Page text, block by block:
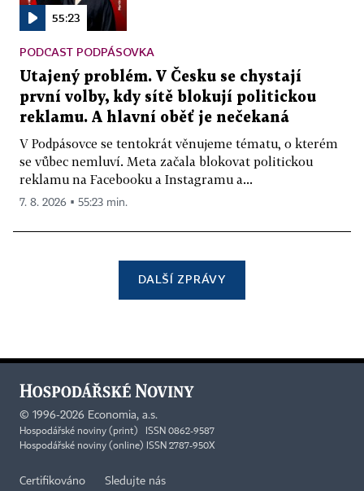
55:23
PODCAST PODPÁSOVKA
Utajený problém. V Česku se chystají
první volby, kdy sítě blokují politickou
reklamu. A hlavní oběť je nečekaná
V Podpásovce se tentokrát věnujeme tématu, o kterém
se vůbec nemluví. Meta začala blokovat politickou
reklamu na Facebooku a Instagramu a...
7. 8. 2026 ▪ 55:23 min.
DALŠÍ ZPRÁVY
© 1996-2026 Economia, a.s.
Hospodářské noviny (print) ISSN 0862-9587
Hospodářské noviny (online) ISSN 2787-950X
Certifikováno Sledujte nás